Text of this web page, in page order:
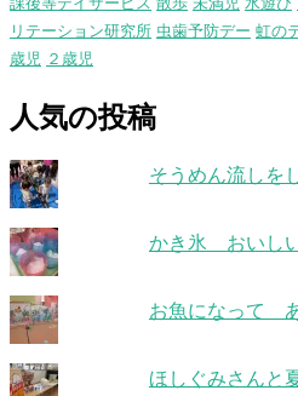
リテーション研究所 虫歯予防デー 虹の
歳児 ２歳児
人気の投稿
そうめん流しを
かき氷 おいし
お魚になって
ほしぐみさんと